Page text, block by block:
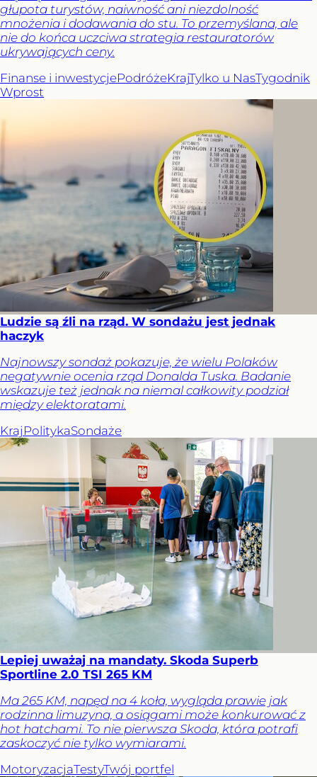
głupota turystów, naiwność ani niezdolność
mnożenia i dodawania do stu. To przemyślana, ale
nie do końca uczciwa strategia restauratorów
ukrywających ceny.
Finanse i inwestycjePodróżeKrajTylko u NasTygodnik
Wprost
Ludzie są źli na rząd. W sondażu jest jednak
haczyk
Najnowszy sondaż pokazuje, że wielu Polaków
negatywnie ocenia rząd Donalda Tuska. Badanie
wskazuje też jednak na niemal całkowity podział
między elektoratami.
Kraj PolitykaSondaże
Lepiej uważaj na mandaty. Skoda Superb
Sportline 2.0 TSI 265 KM
Ma 265 KM, napęd na 4 koła, wygląda prawie jak
rodzinna limuzyna, a osiągami może konkurować z
hot hatchami. To nie pierwsza Skoda, która potrafi
zaskoczyć nie tylko wymiarami.
MotoryzacjaTestyTwój portfel